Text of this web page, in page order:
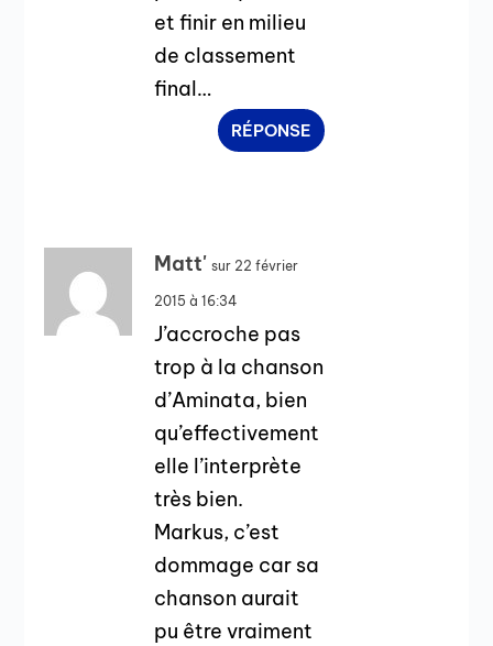
et finir en milieu
de classement
final…
RÉPONSE
Matt' sur 22 février
2015 à 16:34
J’accroche pas
trop à la chanson
d’Aminata, bien
qu’effectivement
elle l’interprète
très bien.
Markus, c’est
dommage car sa
chanson aurait
pu être vraiment